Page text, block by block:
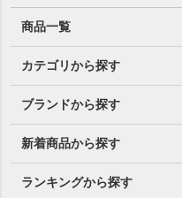
商品一覧
カテゴリから探す
ブランドから探す
新着商品から探す
ランキングから探す